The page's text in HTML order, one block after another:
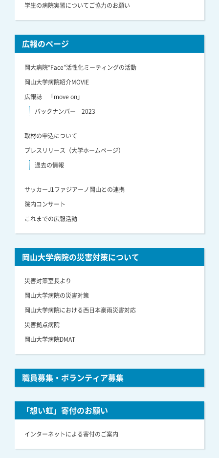
学生の病院実習についてご協力のお願い
広報のページ
岡大病院“Face”活性化ミーティングの活動
岡山大学病院紹介MOVIE
広報誌 「move on」
バックナンバー 2023
取材の申込について
プレスリリース（大学ホームページ）
過去の情報
サッカーJ1ファジアーノ岡山との連携
院内コンサート
これまでの広報活動
岡山大学病院の災害対策について
災害対策室長より
岡山大学病院の災害対策
岡山大学病院における西日本豪雨災害対応
災害拠点病院
岡山大学病院DMAT
職員募集・ボランティア募集
「想い虹」寄付のお願い
インターネットによる寄付のご案内